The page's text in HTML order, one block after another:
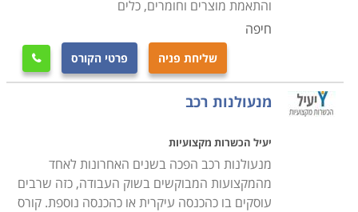
והתאמת מוצרים וחומרים, כלים
חיפה
שליחת פניה פרטי הקורס 
מנעולנות רכב
יעיל הכשרות מקצועיות
מנעולנות רכב הפכה בשנים האחרונות לאחד
מהמקצועות המבוקשים בשוק העבודה, כזה שרבים
עוסקים בו כהכנסה עיקרית או כהכנסה נוספת. קורס